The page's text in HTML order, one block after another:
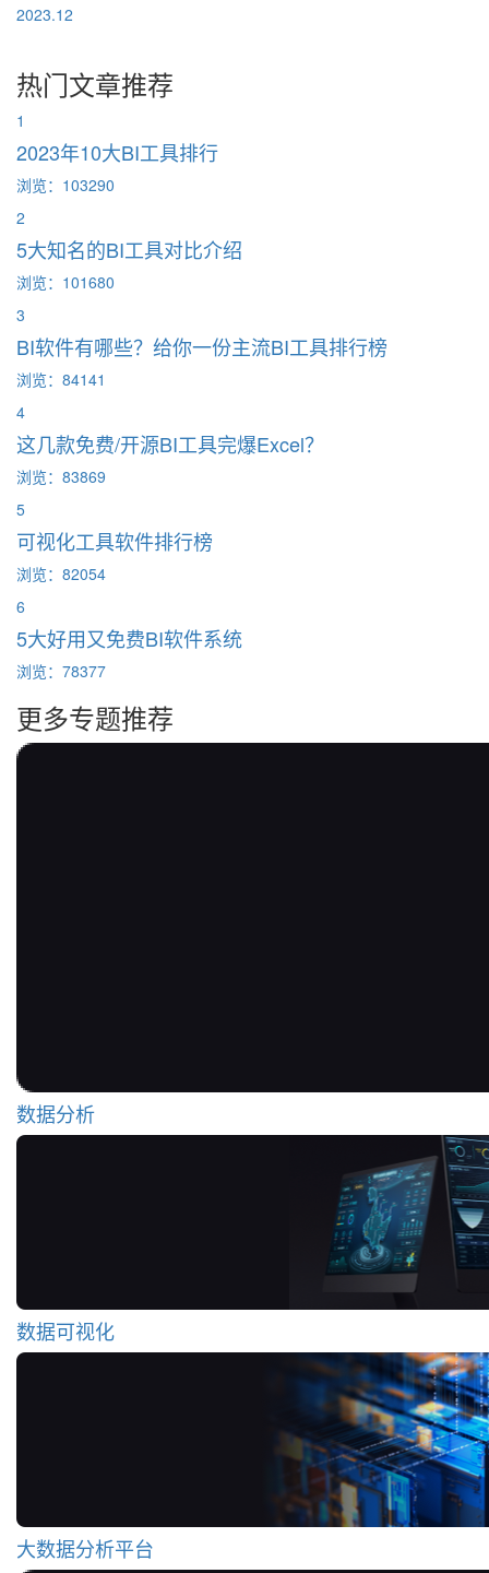
2023.12
热门文章推荐
1
2023年10大BI工具排行
浏览：103290
2
5大知名的BI工具对比介绍
浏览：101680
3
BI软件有哪些？给你一份主流BI工具排行榜
浏览：84141
4
这几款免费/开源BI工具完爆Excel？
浏览：83869
5
可视化工具软件排行榜
浏览：82054
6
5大好用又免费BI软件系统
浏览：78377
更多专题推荐
数据分析
数据可视化
大数据分析平台